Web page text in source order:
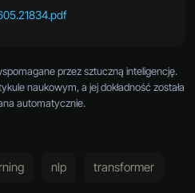
przez sztuczną inteligencję.
naukowym, a jej dokładność została
automatycznie.
nlp transformer